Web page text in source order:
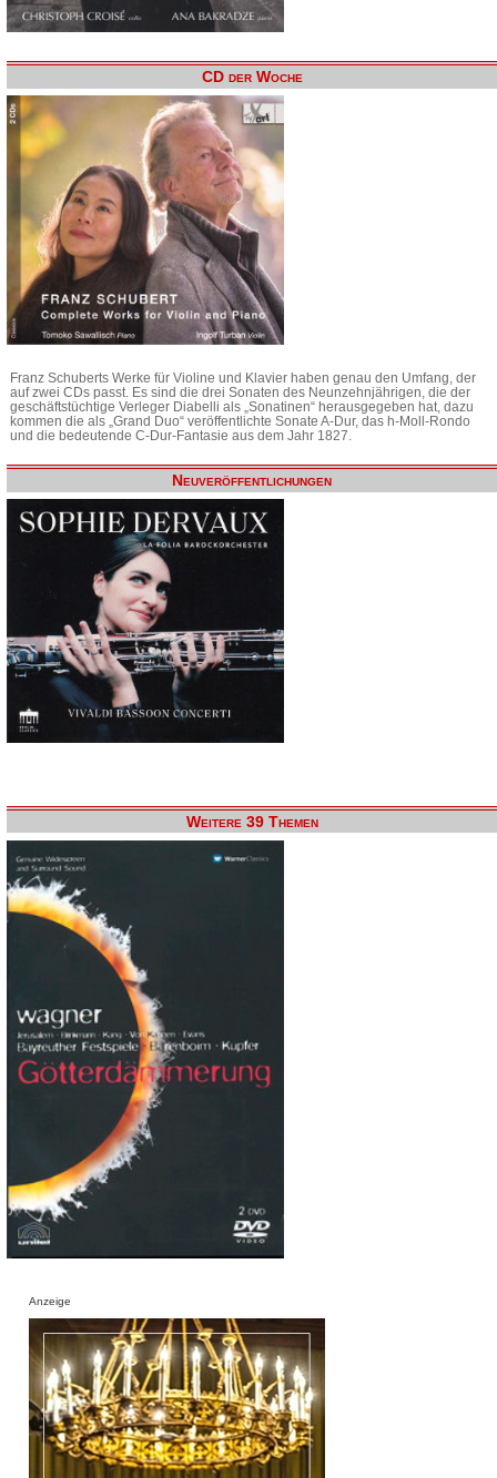
CD der Woche
Franz Schuberts Werke für Violine und Klavier haben genau den Umfang, der
auf zwei CDs passt. Es sind die drei Sonaten des Neunzehnjährigen, die der
geschäftstüchtige Verleger Diabelli als „Sonatinen“ herausgegeben hat, dazu
kommen die als „Grand Duo“ veröffentlichte Sonate A-Dur, das h-Moll-Rondo
und die bedeutende C-Dur-Fantasie aus dem Jahr 1827.
Neuveröffentlichungen
Weitere 39 Themen
Anzeige